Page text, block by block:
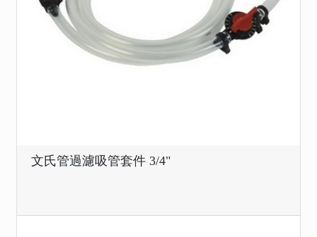
文氏管過濾吸管套件 3/4"